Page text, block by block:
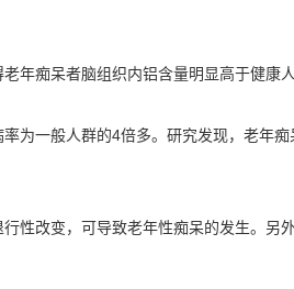
痴呆者脑组织内铝含量明显高于健康人
一般人群的4倍多。研究发现，老年痴
改变，可导致老年性痴呆的发生。另